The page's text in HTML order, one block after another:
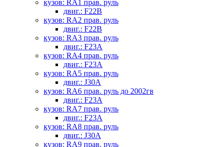
кузов: RA1 прав. руль
двиг.: F22B
кузов: RA2 прав. руль
двиг.: F22B
кузов: RA3 прав. руль
двиг.: F23A
кузов: RA4 прав. руль
двиг.: F23A
кузов: RA5 прав. руль
двиг.: J30A
кузов: RA6 прав. руль до 2002гв
двиг.: F23A
кузов: RA7 прав. руль
двиг.: F23A
кузов: RA8 прав. руль
двиг.: J30A
кузов: RA9 прав. руль